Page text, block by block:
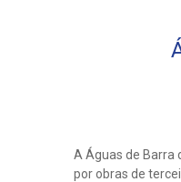
A Águas de Barra
por obras de